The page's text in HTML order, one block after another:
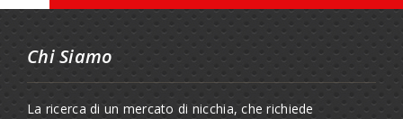
Chi Siamo
La ricerca di un mercato di nicchia, che richiede